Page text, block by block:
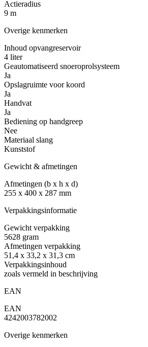
Actieradius
9 m
Overige kenmerken
Inhoud opvangreservoir
4 liter
Geautomatiseerd snoeroprolsysteem
Ja
Opslagruimte voor koord
Ja
Handvat
Ja
Bediening op handgreep
Nee
Materiaal slang
Kunststof
Gewicht & afmetingen
Afmetingen (b x h x d)
255 x 400 x 287 mm
Verpakkingsinformatie
Gewicht verpakking
5628 gram
Afmetingen verpakking
51,4 x 33,2 x 31,3 cm
Verpakkingsinhoud
zoals vermeld in beschrijving
EAN
EAN
4242003782002
Overige kenmerken